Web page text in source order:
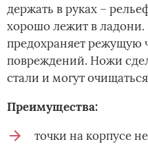
держать в руках –
хорошо лежит в
предохраняет режущую
повреждений. Ножи
стали и могут
Преимущества:
точки на корпусе